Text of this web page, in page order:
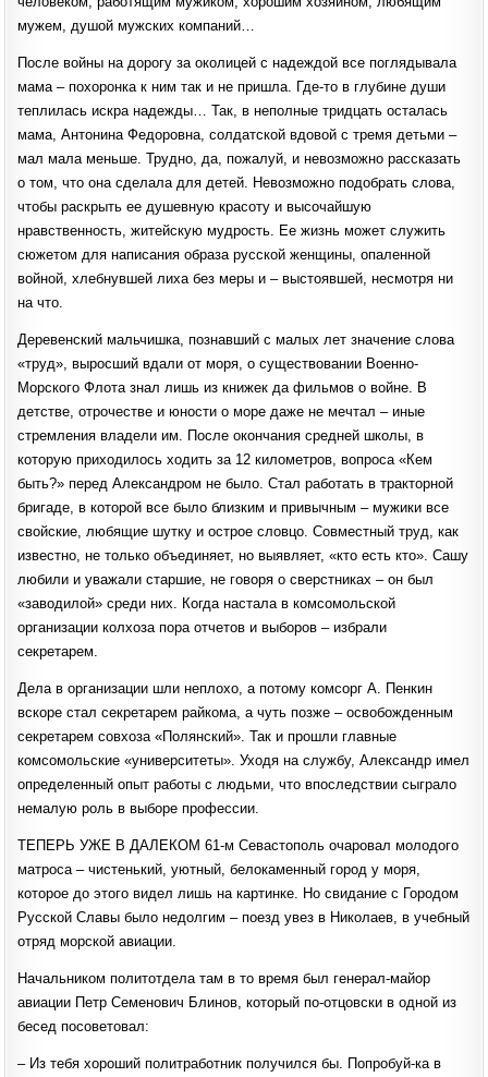
мужем, душой мужских компаний…
После войны на дорогу за околицей с надеждой все поглядывала
мама – похоронка к ним так и не пришла. Где-то в глубине души
теплилась искра надежды… Так, в неполные тридцать осталась
мама, Антонина Федоровна, солдатской вдовой с тремя детьми –
мал мала меньше. Трудно, да, пожалуй, и невозможно рассказать
о том, что она сделала для детей. Невозможно подобрать слова,
чтобы раскрыть ее душевную красоту и высочайшую
нравственность, житейскую мудрость. Ее жизнь может служить
сюжетом для написания образа русской женщины, опаленной
войной, хлебнувшей лиха без меры и – выстоявшей, несмотря ни
на что.
Деревенский мальчишка, познавший с малых лет значение слова
«труд», выросший вдали от моря, о существовании Военно-
Морского Флота знал лишь из книжек да фильмов о войне. В
детстве, отрочестве и юности о море даже не мечтал – иные
стремления владели им. После окончания средней школы, в
которую приходилось ходить за 12 километров, вопроса «Кем
быть?» перед Александром не было. Стал работать в тракторной
бригаде, в которой все было близким и привычным – мужики все
свойские, любящие шутку и острое словцо. Совместный труд, как
известно, не только объединяет, но выявляет, «кто есть кто». Сашу
любили и уважали старшие, не говоря о сверстниках – он был
«заводилой» среди них. Когда настала в комсомольской
организации колхоза пора отчетов и выборов – избрали
секретарем.
Дела в организации шли неплохо, а потому комсорг А. Пенкин
вскоре стал секретарем райкома, а чуть позже – освобожденным
секретарем совхоза «Полянский». Так и прошли главные
комсомольские «университеты». Уходя на службу, Александр имел
определенный опыт работы с людьми, что впоследствии сыграло
немалую роль в выборе профессии.
ТЕПЕРЬ УЖЕ В ДАЛЕКОМ 61-м Севастополь очаровал молодого
матроса – чистенький, уютный, белокаменный город у моря,
которое до этого видел лишь на картинке. Но свидание с Городом
Русской Славы было недолгим – поезд увез в Николаев, в учебный
отряд морской авиации.
Начальником политотдела там в то время был генерал-майор
авиации Петр Семенович Блинов, который по-отцовски в одной из
бесед посоветовал:
– Из тебя хороший политработник получился бы. Попробуй-ка в